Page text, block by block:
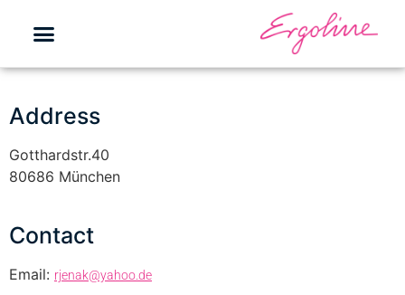
Address
Gotthardstr.40
80686 München
Contact
Email: rjenak@yahoo.de